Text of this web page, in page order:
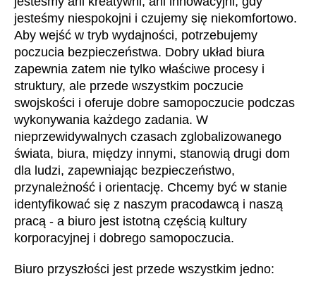
jesteśmy niespokojni i czujemy się niekomfortowo.
Aby wejść w tryb wydajności, potrzebujemy
poczucia bezpieczeństwa. Dobry układ biura
zapewnia zatem nie tylko właściwe procesy i
struktury, ale przede wszystkim poczucie
swojskości i oferuje dobre samopoczucie podczas
wykonywania każdego zadania. W
nieprzewidywalnych czasach zglobalizowanego
świata, biura, między innymi, stanowią drugi dom
dla ludzi, zapewniając bezpieczeństwo,
przynależność i orientację. Chcemy być w stanie
identyfikować się z naszym pracodawcą i naszą
pracą - a biuro jest istotną częścią kultury
korporacyjnej i dobrego samopoczucia.
Biuro przyszłości jest przede wszystkim jedno: